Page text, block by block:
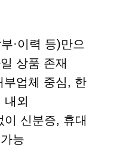
·이력 등)만으
상품 존재
부업체 중심, 한
내외
이 신분증, 휴대
능